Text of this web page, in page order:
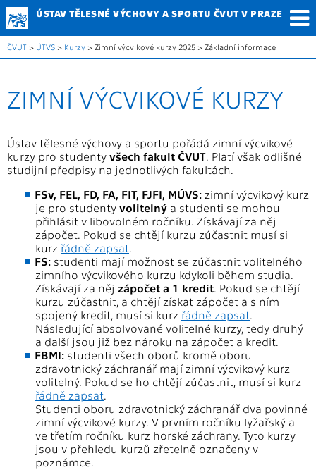
ÚSTAV TĚLESNÉ VÝCHOVY A SPORTU ČVUT V PRAZE
ČVUT > ÚTVS > Kurzy > Zimní výcvikové kurzy 2025 > Základní informace
ZIMNÍ VÝCVIKOVÉ KURZY
Ústav tělesné výchovy a sportu pořádá zimní výcvikové
kurzy pro studenty všech fakult ČVUT. Platí však odlišné
studijní předpisy na jednotlivých fakultách.
FSv, FEL, FD, FA, FIT, FJFI, MÚVS: zimní výcvikový kurz
je pro studenty volitelný a studenti se mohou
přihlásit v libovolném ročníku. Získávají za něj
zápočet. Pokud se chtějí kurzu zúčastnit musí si
kurz řádně zapsat.
FS: studenti mají možnost se zúčastnit volitelného
zimního výcvikového kurzu kdykoli během studia.
Získávají za něj zápočet a 1 kredit. Pokud se chtějí
kurzu zúčastnit, a chtějí získat zápočet a s ním
spojený kredit, musí si kurz řádně zapsat.
Následující absolvované volitelné kurzy, tedy druhý
a další jsou již bez nároku na zápočet a kredit.
FBMI: studenti všech oborů kromě oboru
zdravotnický záchranář mají zimní výcvikový kurz
volitelný. Pokud se ho chtějí zúčastnit, musí si kurz
řádně zapsat.
Studenti oboru zdravotnický záchranář dva povinné
zimní výcvikové kurzy. V prvním ročníku lyžařský a
ve třetím ročníku kurz horské záchrany. Tyto kurzy
jsou v přehledu kurzů zřetelně označeny v
poznámce.